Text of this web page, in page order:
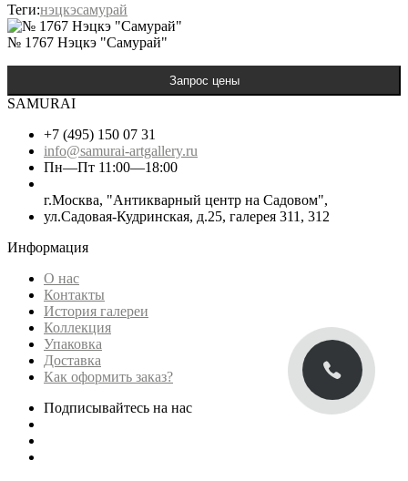
Теги:нэцкэсамурай
№ 1767 Нэцкэ "Самурай"
SAMURAI
+7 (495) 150 07 31
info@samurai-artgallery.ru
Пн—Пт 11:00—18:00
г.Москва, "Антикварный центр на Садовом",
ул.Садовая-Кудринская, д.25, галерея 311, 312
Информация
О нас
Контакты
История галереи
Коллекция
Упаковка
Доставка
Как оформить заказ?
Подписывайтесь на нас